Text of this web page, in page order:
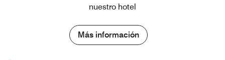
nuestro hotel
Más información